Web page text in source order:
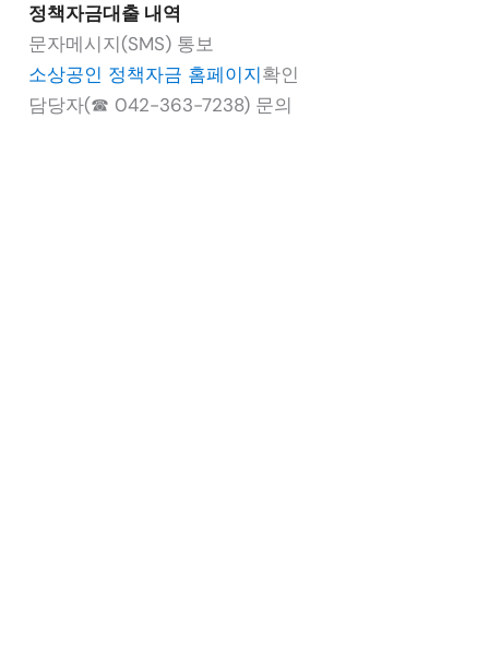
정책자금대출 내역
문자메시지(SMS) 통보
소상공인 정책자금 홈페이지확인
담당자(☎ 042-363-7238) 문의